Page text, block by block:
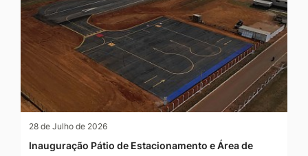
28 de Julho de 2026
Inauguração Pátio de Estacionamento e Área de